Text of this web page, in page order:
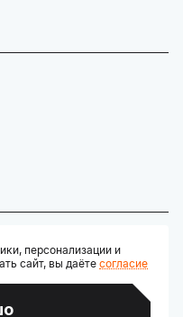
технологий «ИТ-парк»"
персонализации и
сайт, вы даёте согласие